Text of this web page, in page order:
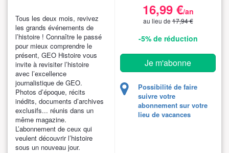
Tous les deux mois, revivez
les grands événements de
l’histoire ! Connaître le passé
pour mieux comprendre le
présent, GEO Histoire vous
invite à revisiter l’histoire
avec l’excellence
journalistique de GEO.
Photos d’époque, récits
inédits, documents d’archives
exclusifs... réunis dans un
même magazine.
L’abonnement de ceux qui
veulent découvrir l’histoire
sous un nouveau jour.
16,99 €/an
au lieu de17,94 €
-5%de réduction
Je m'abonne
Possibilité de faire
suivre votre
abonnement sur votre
lieu de vacances